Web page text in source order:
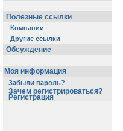
Полезные ссылки
Компании
Другие ссылки
Обсуждение
Моя информация
Забыли пароль?
Зачем регистрироваться?
Регистрация